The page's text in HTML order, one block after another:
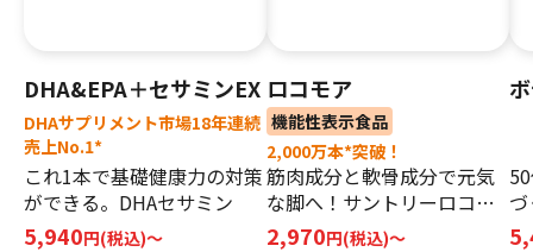
DHA&EPA＋セサミンEX
DHAサプリメント市場18年連続
売上No.1*
これ1本で基礎健康力の対策
ができる。DHAセサミン
5,940円(税込)～
ロコモア
機能性表示食品
2,000万本*突破！
筋肉成分と軟骨成分で元気
な脚へ！サントリーロコモ
ア
2,970円(税込)〜